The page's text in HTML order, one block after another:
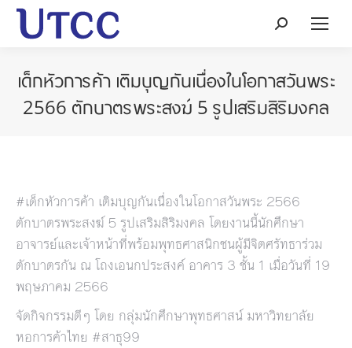
Search:
เด็กหัวการค้า เติมบุญกันเนื่องในโอกาสวันพระ
2566 ตักบาตรพระสงฆ์ 5 รูปเสริมสิริมงคล
#เด็กหัวการค้า เติมบุญกันเนื่องในโอกาสวันพระ 2566
ตักบาตรพระสงฆ์ 5 รูปเสริมสิริมงคล โดยงานนี้นักศึกษา
อาจารย์และเจ้าหน้าที่พร้อมพุทธศาสนิกชนผู้มีจิตศรัทธาร่วม
ตักบาตรกัน ณ โถงเอนกประสงค์ อาคาร 3 ชั้น 1 เมื่อวันที่ 19
พฤษภาคม 2566
จัดกิจกรรมดีๆ โดย กลุ่มนักศึกษาพุทธศาสน์ มหาวิทยาลัย
หอการค้าไทย #สาธุ99